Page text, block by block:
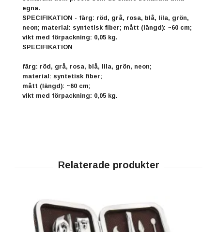
egna.
SPECIFIKATION - färg: röd, grå, rosa, blå, lila, grön,
neon; material: syntetisk fiber; mått (längd): ~60 cm;
vikt med förpackning: 0,05 kg.
SPECIFIKATION
färg: röd, grå, rosa, blå, lila, grön, neon;
material: syntetisk fiber;
mått (längd): ~60 cm;
vikt med förpackning: 0,05 kg.